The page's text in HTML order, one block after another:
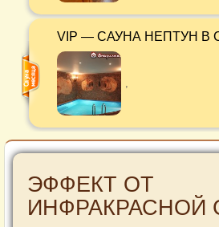
VIP — САУНА НЕПТУН В
,
ЭФФЕКТ ОТ
ИНФРАКРАСНОЙ